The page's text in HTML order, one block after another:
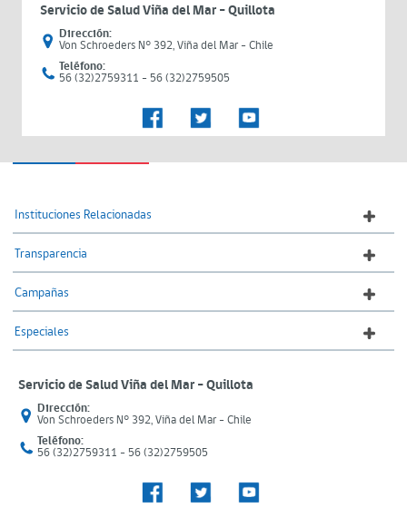
Servicio de Salud Viña del Mar – Quillota
Dirección:
Von Schroeders N° 392, Viña del Mar - Chile
Teléfono:
56 (32)2759311 - 56 (32)2759505
Instituciones Relacionadas
Transparencia
Campañas
Especiales
Servicio de Salud Viña del Mar – Quillota
Dirección:
Von Schroeders N° 392, Viña del Mar - Chile
Teléfono:
56 (32)2759311 - 56 (32)2759505